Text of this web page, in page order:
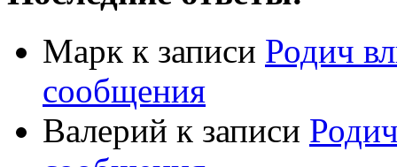
Марк к записи Родич
сообщения
Валерий к записи